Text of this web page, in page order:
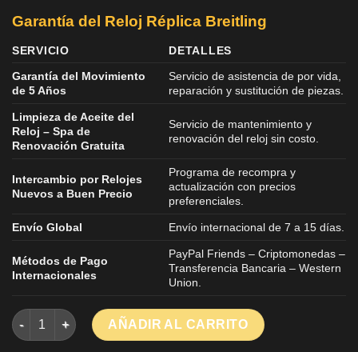
Garantía del Reloj Réplica Breitling
SERVICIO
DETALLES
Garantía del Movimiento
de 5 Años
Servicio de asistencia de por vida,
reparación y sustitución de piezas.
Limpieza de Aceite del
Reloj – Spa de
Renovación Gratuita
Servicio de mantenimiento y
renovación del reloj sin costo.
Intercambio por Relojes
Nuevos a Buen Precio
Programa de recompra y
actualización con precios
preferenciales.
Envío Global Envío internacional de 7 a 15 días.
Métodos de Pago
Internacionales
PayPal Friends – Criptomonedas –
Transferencia Bancaria – Western
Union.
Réplicas de relojes Breitling Endurance Pro Correa de caucho
AÑADIR AL CARRITO